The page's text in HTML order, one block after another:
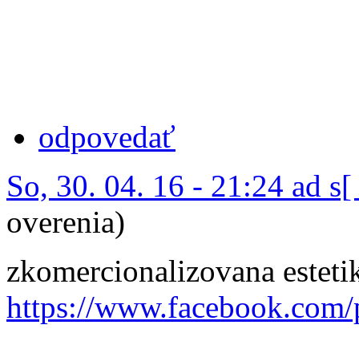
odpovedať
So, 30. 04. 16 - 21:24 ad s[
overenia)
zkomercionalizovana
https://